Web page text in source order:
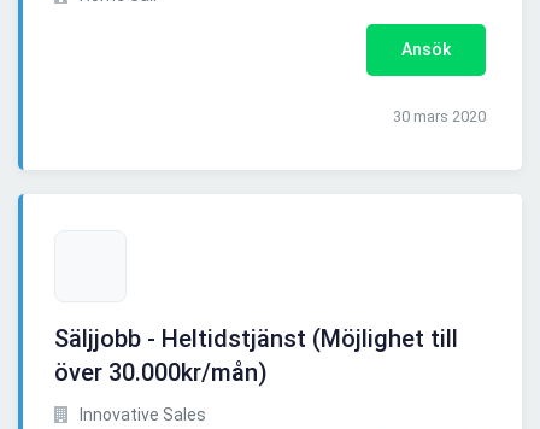
Ansök
30 mars 2020
Säljjobb - Heltidstjänst (Möjlighet till
över 30.000kr/mån)
Innovative Sales